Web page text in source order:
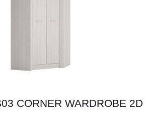
CORNER WARDROBE 2D